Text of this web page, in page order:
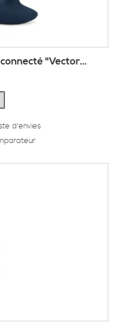
"Vector...
d'envies